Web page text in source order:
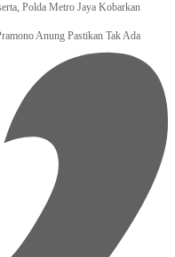
Polda Metro Jaya Kobarkan
Anung Pastikan Tak Ada